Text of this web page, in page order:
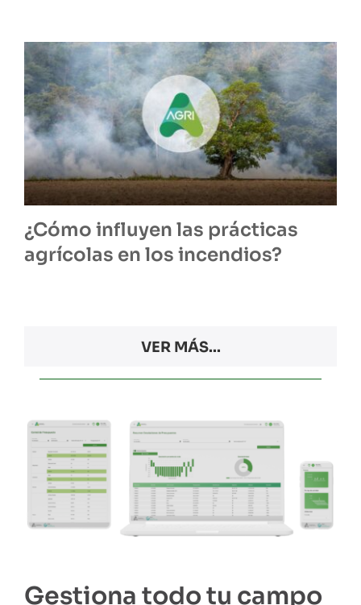
¿Cómo influyen las prácticas
agrícolas en los incendios?
VER MÁS...
Gestiona todo tu campo